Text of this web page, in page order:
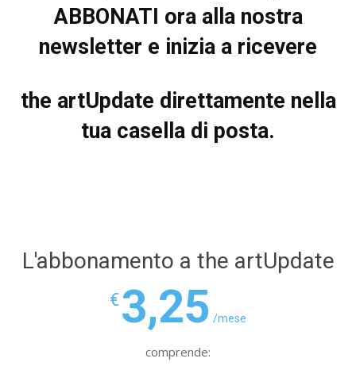
ABBONATI ora alla nostra
newsletter e inizia a ricevere
the artUpdate direttamente nella
tua casella di posta.
L'abbonamento a the artUpdate
€3,25 /mese
comprende: